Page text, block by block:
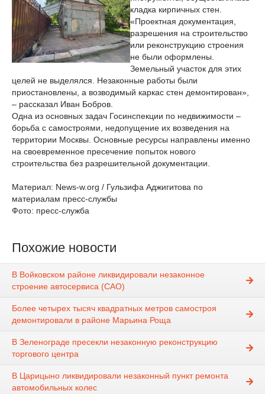
кладка кирпичных стен.
«Проектная документация,
разрешения на строительство
или реконструкцию строения
не были оформлены.
Земельный участок для этих
целей не выделялся. Незаконные работы были
приостановлены, а возводимый каркас стен демонтирован»,
– рассказал Иван Бобров.
Одна из основных задач Госинспекции по недвижимости –
борьба с самостроями, недопущение их возведения на
территории Москвы. Основные ресурсы направлены именно
на своевременное пресечение попыток нового
строительства без разрешительной документации.
Материал: News-w.org / Гульзифа Аджигитова по
материалам пресс-службы
Фото: пресс-служба
Похожие новости
В Войковском районе ликвидировали незаконное
строение автосервиса (САО)
Более четырех тысяч квадратных метров самостроя
демонтировали в районе Марьина Роща
В Зеленограде пресекли незаконную реконструкцию
торгового центра
В Царицыно ликвидировали незаконный пункт ремонта
автомобильных колес